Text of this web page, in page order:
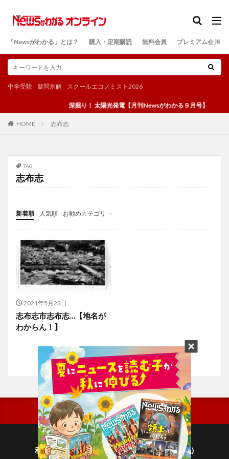
「Newsがわかる」とは？ 購入・定期購読 無料会員 プレミアム会員
中学受験 疑問氷解 スクールエコノミスト2026
深掘り！ 太陽光発電【月刊Newsがわかる９月号】
HOME 志布志
TAG
志布志
新着順 人気順
お勧めカテゴリ
投稿
学び
マンガ
電子書籍
2021年5月23日
志布志市志布志…【地名が
わからん！】
利用規約
プライバシーポリシー(毎日新聞出版)
検索